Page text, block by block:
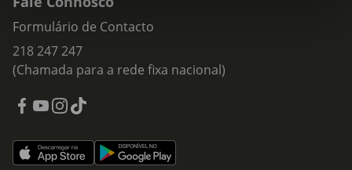
Formulário de Contacto
218 247 247
(Chamada para a rede fixa nacional)